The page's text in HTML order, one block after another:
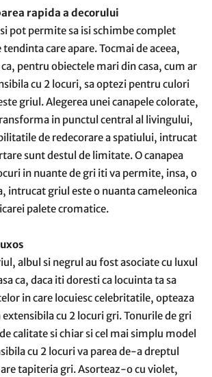
rapida a decorului
pot permite sa isi schimbe complet
care apare. Tocmai de aceea,
pentru obiectele mari din casa, cum ar
cu 2 locuri, sa optezi pentru culori
griul. Alegerea unei canapele colorate,
in punctul central al livingului,
de redecorare a spatiului, intrucat
sunt destul de limitate. O canapea
in nuante de gri iti va permite, insa, o
intrucat griul este o nuanta cameleonica
palete cromatice.
albul si negrul au fost asociate cu luxul
ca, daca iti doresti ca locuinta ta sa
in care locuiesc celebritatile, opteaza
extensibila cu 2 locuri gri. Tonurile de gri
calitate si chiar si cel mai simplu model
cu 2 locuri va parea de-a dreptul
are tapiteria gri. Asorteaz-o cu violet,